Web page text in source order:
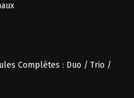
Complètes : Duo / Trio /